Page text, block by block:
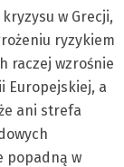
w Grecji,
ryzykiem
raczej wzrośnie
Europejskiej, a
ani strefa
popadną w